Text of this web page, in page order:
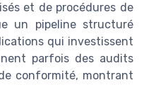
et de procédures de
un pipeline structuré
qui investissent
parfois des audits
conformité, montrant